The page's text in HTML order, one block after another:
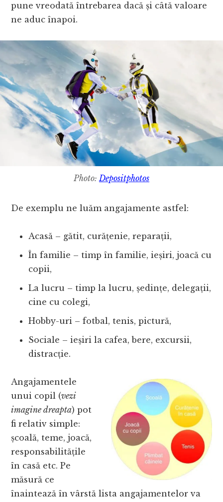
pune vreodată întrebarea dacă și câtă valoare
ne aduc înapoi.
Photo:Depositphotos
De exemplu ne luăm angajamente astfel:
Acasă – gătit, curățenie, reparații,
În familie – timp în familie, ieșiri, joacă cu
copii,
La lucru – timp la lucru, ședințe, delegații,
cine cu colegi,
Hobby-uri – fotbal, tenis, pictură,
Sociale – ieșiri la cafea, bere, excursii,
distracție.
Angajamentele
unui copil (vezi
imagine dreapta) pot
fi relativ simple:
școală, teme, joacă,
responsabilitățile
în casă etc. Pe
măsură ce
înaintează în vârstă lista angajamentelor va